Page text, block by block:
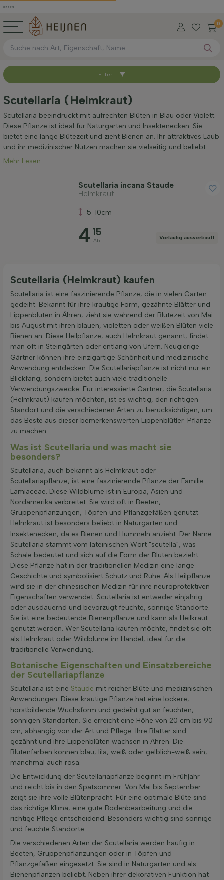
0
Sortieren nach
Anwendung
Blütenfarbe
Filter anwenden
Filter
Scutellaria (Helmkraut)
Scutellaria beeindruckt mit aufrechten Blüten in Blau oder Violett.
Diese Pflanze ist ideal für Naturgärten und Insektenecken. Sie
bietet eine lange Blütezeit und zieht Bienen an. Ihr attraktives Laub
und ihr medizinischer Nutzen machen sie vielseitig und beliebt.
Mehr Lesen
Scutellaria incana Staude
Helmkraut
5-10cm
4 15
Ab
Vorläufig ausverkauft
Scutellaria (Helmkraut) kaufen
Scutellaria ist eine faszinierende Pflanze, die in vielen Gärten
gedeiht. Bekannt für ihre krautige Form, gezähnte Blätter und
Lippenblüten in Ähren, zieht sie während der Blütezeit von Mai
bis August mit ihren blauen, violetten oder weißen Blüten viele
Bienen an. Diese Heilpflanze, auch Helmkraut genannt, findet
man oft in Steingärten oder entlang von Ufern. Neugierige
Gärtner können ihre einzigartige Schönheit und medizinische
Anwendung entdecken. Die Scutellariapflanze ist nicht nur ein
Blickfang, sondern bietet auch viele traditionelle
Verwendungszwecke. Für interessierte Gärtner, die Scutellaria
(Helmkraut) kaufen möchten, ist es wichtig, den richtigen
Standort und die verschiedenen Arten zu berücksichtigen, um
das Beste aus dieser bemerkenswerten Lippenblütler-Pflanze
zu machen.
Was ist Scutellaria und was macht sie
besonders?
Scutellaria, auch bekannt als Helmkraut oder
Scutellariapflanze, ist eine faszinierende Pflanze der Familie
Lamiaceae. Diese Wildblume ist in Europa, Asien und
Nordamerika verbreitet. Sie wird oft in Beeten,
Gruppenpflanzungen, Töpfen und Pflanzgefäßen genutzt.
Helmkraut ist besonders beliebt in Naturgärten und
Insektenecken, da es Bienen und Hummeln anzieht. Der Name
Scutellaria stammt vom lateinischen Wort "scutella", was
Schale bedeutet und sich auf die Form der Blüten bezieht.
Diese Pflanze hat in der traditionellen Medizin eine lange
Geschichte und symbolisiert Schutz und Ruhe. Als Heilpflanze
wird sie in der chinesischen Medizin für ihre neuroprotektiven
Eigenschaften verwendet. Scutellaria ist entweder einjährig
oder ausdauernd und bevorzugt feuchte, sonnige Standorte.
Sie ist eine bedeutende Bienenpflanze und kann als Heilkraut
genutzt werden. Wer Scutellaria kaufen möchte, findet sie oft
als Helmkraut oder Wildblume im Handel, ideal für die
traditionelle Verwendung.
Botanische Eigenschaften und Einsatzbereiche
der Scutellariapflanze
Scutellaria ist eine Staude mit reicher Blüte und medizinischen
Anwendungen. Diese krautige Pflanze hat eine lockere,
horstbildende Wuchsform und gedeiht gut an feuchten,
sonnigen Standorten. Sie erreicht eine Höhe von 20 cm bis 90
cm, abhängig von der Art und Pflege. Ihre Blätter sind
gezähnt und ihre Lippenblüten wachsen in Ähren. Die
Blütenfarben können blau, lila, weiß oder gelblich-weiß sein,
manchmal auch rosa.
Die Entwicklung der Scutellariapflanze beginnt im Frühjahr
und reicht bis in den Spätsommer. Von Mai bis September
zeigt sie ihre volle Blütenpracht. Für eine optimale Blüte sind
das richtige Klima, eine gute Bodenbearbeitung und die
richtige Pflege entscheidend. Besonders wichtig sind sonnige
und feuchte Standorte.
Die verschiedenen Arten der Scutellaria werden häufig in
Beeten, Gruppenpflanzungen oder in Töpfen und
Pflanzgefäßen eingesetzt. Sie sind in Naturgärten und als
Bienenpflanzen beliebt. Neben ihrer dekorativen Funktion hat